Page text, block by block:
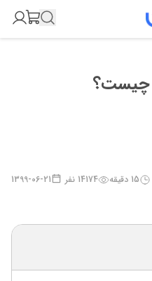
15 دقیقه 14174 نفر 1399-06-21